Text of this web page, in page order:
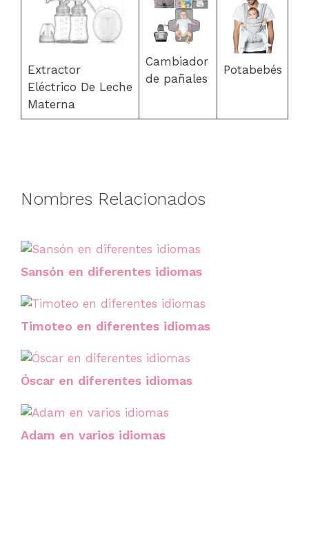
Extractor
Eléctrico De Leche
Materna
Cambiador
de pañales
Potabebés
Nombres Relacionados
Sansón en diferentes idiomas
Timoteo en diferentes idiomas
Óscar en diferentes idiomas
Adam en varios idiomas